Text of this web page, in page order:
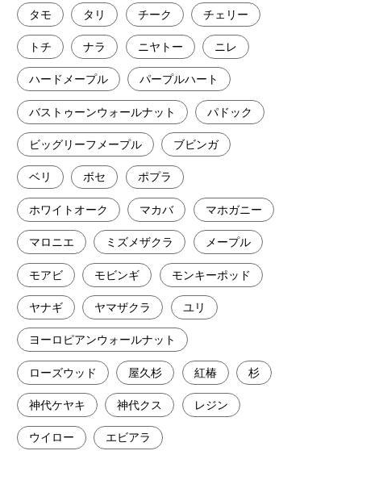
タモ タリ チーク チェリー
トチ ナラ ニヤトー ニレ
ハードメープル パープルハート
バストゥーンウォールナット パドック
ビッグリーフメープル ブビンガ
ベリ ボセ ポプラ
ホワイトオーク マカバ マホガニー
マロニエ ミズメザクラ メープル
モアビ モビンギ モンキーポッド
ヤナギ ヤマザクラ ユリ
ヨーロピアンウォールナット
ローズウッド 屋久杉 紅椿 杉
神代ケヤキ 神代クス レジン
ウイロー エビアラ